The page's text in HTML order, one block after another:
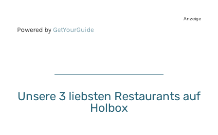
Anzeige
Powered by GetYourGuide
Unsere 3 liebsten Restaurants auf
Holbox